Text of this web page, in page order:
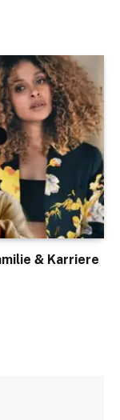
& Karriere